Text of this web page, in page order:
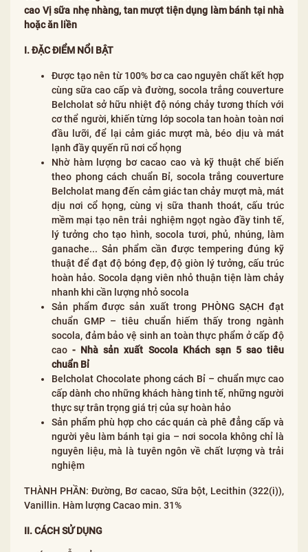
cao Vị sữa nhẹ nhàng, tan mượt tiện dụng làm bánh tại nhà
hoặc ăn liền
I. ĐẶC ĐIỂM NỔI BẬT
Được tạo nên từ 100% bơ ca cao nguyên chất kết hợp
cùng sữa cao cấp và đường, socola trắng couverture
Belcholat sở hữu nhiệt độ nóng chảy tương thích với
cơ thể người, khiến từng lớp socola tan hoàn toàn nơi
đầu lưỡi, để lại cảm giác mượt mà, béo dịu và mát
lạnh đầy quyến rũ nơi cổ họng
Nhờ hàm lượng bơ cacao cao và kỹ thuật chế biến
theo phong cách chuẩn Bỉ, socola trắng couverture
Belcholat mang đến cảm giác tan chảy mượt mà, mát
dịu nơi cổ họng, cùng vị sữa thanh thoát, cấu trúc
mềm mại tạo nên trải nghiệm ngọt ngào đầy tinh tế,
lý tưởng cho tạo hình, socola tươi, phủ, nhúng, làm
ganache... Sản phẩm cần được tempering đúng kỹ
thuật để đạt độ bóng đẹp, độ giòn lý tưởng, cấu trúc
hoàn hảo. Socola dạng viên nhỏ thuận tiện làm chảy
nhanh khi cần lượng nhỏ socola
Sản phẩm được sản xuất trong PHÒNG SẠCH đạt
chuẩn GMP – tiêu chuẩn hiếm thấy trong ngành
socola, đảm bảo vệ sinh an toàn thực phẩm ở cấp độ
cao- Nhà sản xuất Socola Khách sạn 5 sao tiêu
chuẩn Bỉ
Belcholat Chocolate phong cách Bỉ – chuẩn mực cao
cấp dành cho những khách hàng tinh tế, những người
thực sự trân trọng giá trị của sự hoàn hảo
Sản phẩm phù hợp cho các quán cà phê đẳng cấp và
người yêu làm bánh tại gia – nơi socola không chỉ là
nguyên liệu, mà là tuyên ngôn về chất lượng và trải
nghiệm
THÀNH PHẦN: Đường, Bơ cacao, Sữa bột, Lecithin (322(i)),
Vanillin. Hàm lượng Cacao min. 31%
II. CÁCH SỬ DỤNG